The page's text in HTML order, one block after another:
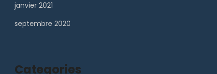
janvier 2021
septembre 2020
Categories